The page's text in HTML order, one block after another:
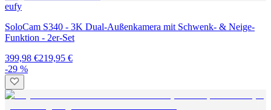
eufy
SoloCam S340 - 3K Dual-Außenkamera mit Schwenk- & Neige-
Funktion - 2er-Set
399,98 €219,95 €
-29 %